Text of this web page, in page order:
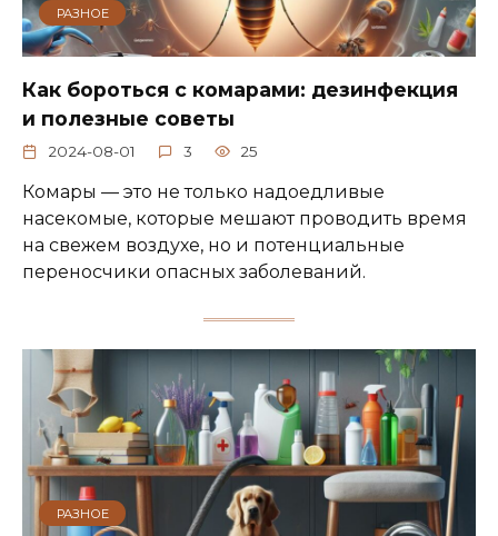
РАЗНОЕ
Как бороться с комарами: дезинфекция
и полезные советы
2024-08-01 3 25
Комары — это не только надоедливые
насекомые, которые мешают проводить время
на свежем воздухе, но и потенциальные
переносчики опасных заболеваний.
РАЗНОЕ